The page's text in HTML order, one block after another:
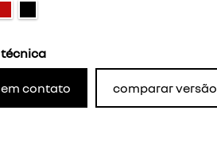
contato comparar versão